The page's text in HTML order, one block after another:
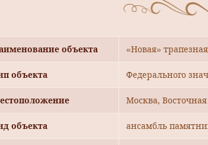
объекта «Новая»
объекта Федерального
Москва,
объекта ансамбль